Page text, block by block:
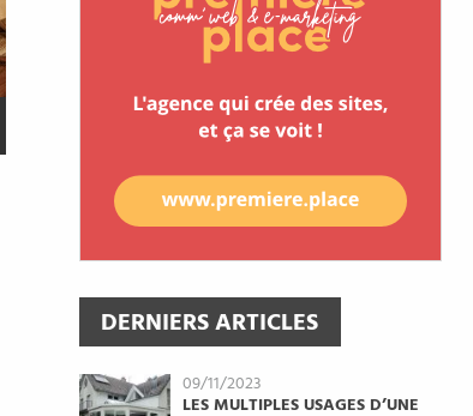
DERNIERS ARTICLES
09/11/2023
LES MULTIPLES USAGES D’UNE